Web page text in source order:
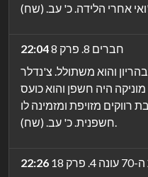
22:04
חברים 8. פרק 8
והוא משתולל. צ'נדלר
היה חשפן והוא כועס
רווקים מזויפת ומזמינה לו
חשפנית. כ' עב. (שח).
22:26
18